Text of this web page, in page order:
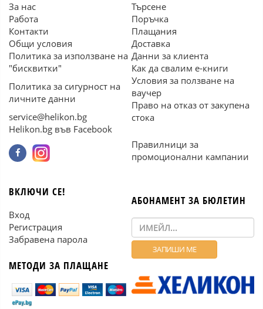
За нас
Работа
Контакти
Общи условия
Политика за използване на
"бисквитки"
Политика за сигурност на
личните данни
service@helikon.bg
Helikon.bg във Facebook
Търсене
Поръчка
Плащания
Доставка
Данни за клиента
Как да свалим е-книги
Условия за ползване на
ваучер
Право на отказ от закупена
стока
Правилници за
промоционални кампании
ВКЛЮЧИ СЕ!
Вход
Регистрация
Забравена парола
МЕТОДИ ЗА ПЛАЩАНЕ
АБОНАМЕНТ ЗА БЮЛЕТИН